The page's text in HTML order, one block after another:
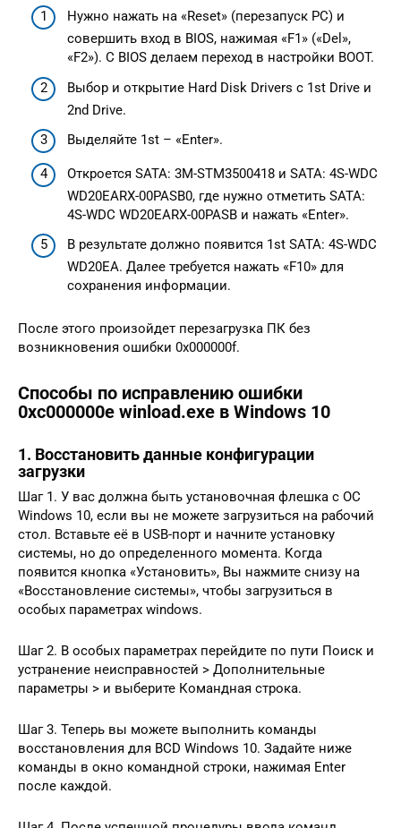
Нужно нажать на «Reset» (перезапуск PC) и
совершить вход в BIOS, нажимая «F1» («Del»,
«F2»). С BIOS делаем переход в настройки BOOT.
Выбор и открытие Hard Disk Drivers с 1st Drive и
2nd Drive.
Выделяйте 1st – «Enter».
Откроется SATA: 3M-STM3500418 и SATA: 4S-WDC
WD20EARX-00PASB0, где нужно отметить SATA:
4S-WDC WD20EARX-00PASB и нажать «Enter».
В результате должно появится 1st SATA: 4S-WDC
WD20EA. Далее требуется нажать «F10» для
сохранения информации.
После этого произойдет перезагрузка ПК без
возникновения ошибки 0x000000f.
Способы по исправлению ошибки
0xc000000e winload.exe в Windows 10
1. Восстановить данные конфигурации
загрузки
Шаг 1. У вас должна быть установочная флешка с ОС
Windows 10, если вы не можете загрузиться на рабочий
стол. Вставьте её в USB-порт и начните установку
системы, но до определенного момента. Когда
появится кнопка «Установить», Вы нажмите снизу на
«Восстановление системы», чтобы загрузиться в
особых параметрах windows.
Шаг 2. В особых параметрах перейдите по пути Поиск и
устранение неисправностей > Дополнительные
параметры > и выберите Командная строка.
Шаг 3. Теперь вы можете выполнить команды
восстановления для BCD Windows 10. Задайте ниже
команды в окно командной строки, нажимая Enter
после каждой.